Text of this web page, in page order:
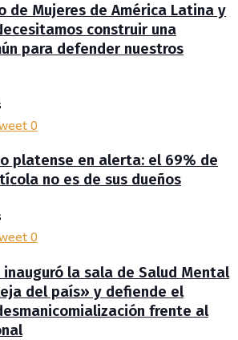
de Mujeres de América Latina y
construir una
para defender nuestros
0
platense en alerta: el 69% de
no es de sus dueños
0
inauguró la sala de Salud Mental
del país» y defiende el
frente al